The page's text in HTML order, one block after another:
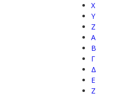
X
Y
Z
Α
Β
Γ
Δ
Ε
Ζ